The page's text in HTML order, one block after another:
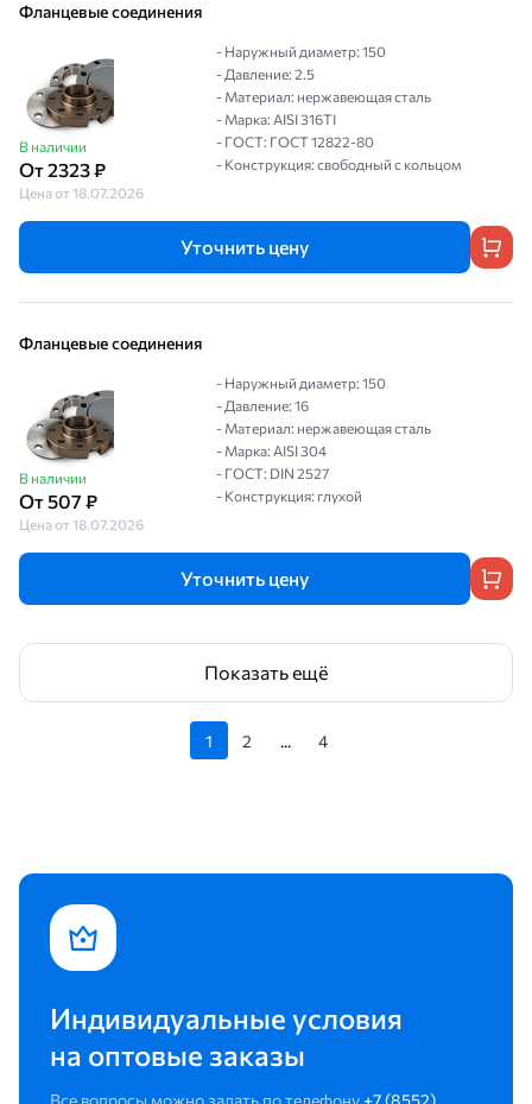
Фланцевые соединения
В наличии
От 2323 ₽
Цена от 18.07.2026
- Наружный диаметр: 150
- Давление: 2.5
- Материал: нержавеющая сталь
- Марка: AISI 316TI
- ГОСТ: ГОСТ 12822-80
- Конструкция: свободный с кольцом
Уточнить цену
Фланцевые соединения
В наличии
От 507 ₽
Цена от 18.07.2026
- Наружный диаметр: 150
- Давление: 16
- Материал: нержавеющая сталь
- Марка: AISI 304
- ГОСТ: DIN 2527
- Конструкция: глухой
Уточнить цену
Показать ещё
1 2 ... 4
Индивидуальные условия
на оптовые заказы
Все вопросы можно задать по телефону +7 (8552)